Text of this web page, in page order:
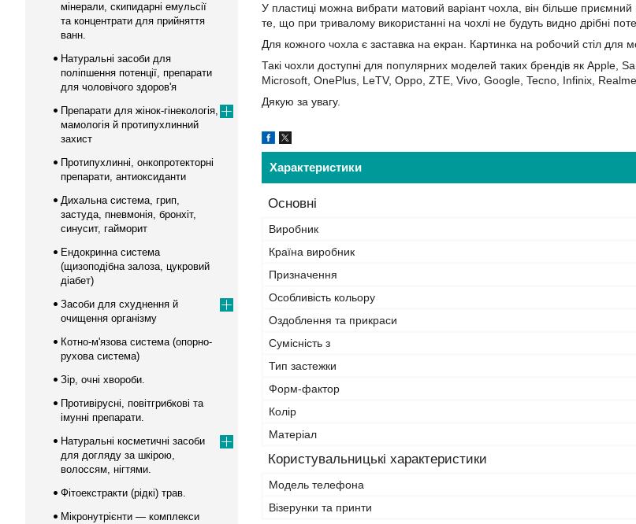
У пластиці можна вибрати матовий варіант чохла, він більше
те, що при тривалому використанні на чохлі не будуть видно дрібні
Для кожного чохла є заставка на екран. Картинка на робочий стіл
Такі чохли доступні для популярних моделей таких брендів як
Microsoft, OnePlus, LeTV, Oppo, ZTE, Vivo, Google, Tecno, Infinix,
Дякую за увагу.
Характеристики
Основні
Виробник
Країна виробник
Призначення
Особливість кольору
Оздоблення та прикраси
Сумісність з
Тип застежки
Форм-фактор
Колір
Матеріал
Користувальницькі характеристики
Модель телефона
Візерунки та принти
мінерали, скипидарні емульсії
та концентрати для прийняття
ванн.
Натуральні засоби для
поліпшення потенції, препарати
для чоловічого здоров'я
Препарати для жінок-гінекологія,
мамологія й протипухлинний
захист
Протипухлинні, онкопротекторні
препарати, антиоксиданти
Дихальна система, грип,
застуда, пневмонія, бронхіт,
синусит, гайморит
Ендокринна система
(щизоподібна залоза, цукровий
діабет)
Засоби для схуднення й
очищення організму
Котно-м'язова система (опорно-
рухова система)
Зір, очні хвороби.
Противірусні, повітгрибкові та
імунні препарати.
Натуральні косметичні засоби
для догляду за шкірою,
волоссям, нігтями.
Фітоекстракти (рідкі) трав.
Мікронутрієнти — комплекси